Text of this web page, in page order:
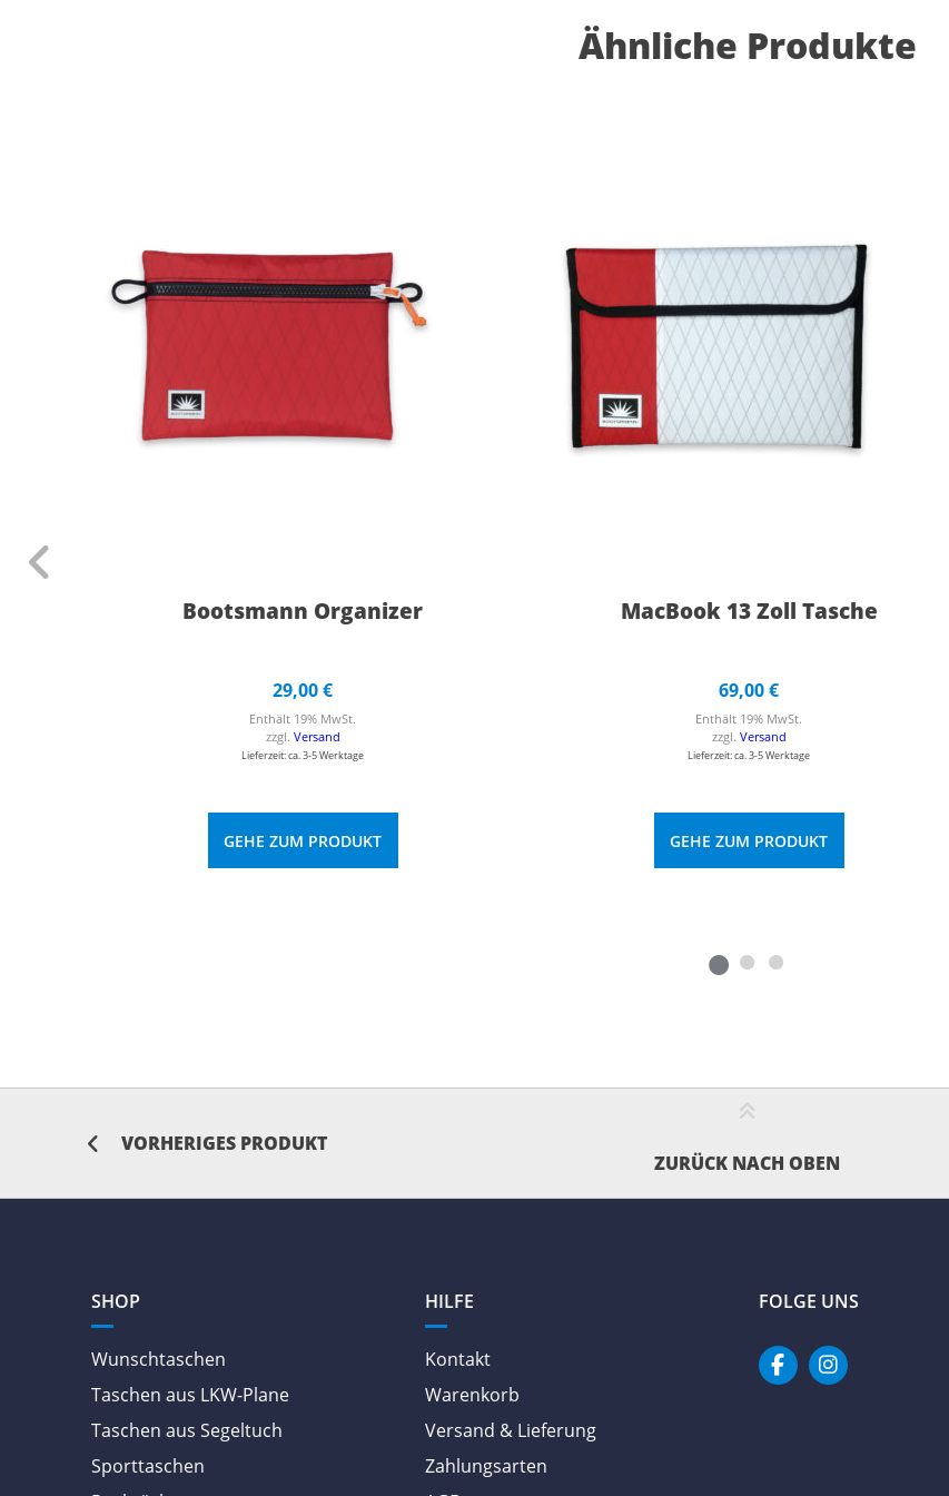
Ähnliche Produkte
Bootsmann Organizer
29,00€
Enthält 19% MwSt.
zzgl. Versand
Lieferzeit: ca. 3-5 Werktage
GEHE ZUM PRODUKT
MacBook 13 Zoll Tasche
69,00€
Enthält 19% MwSt.
zzgl. Versand
Lieferzeit: ca. 3-5 Werktage
GEHE ZUM PRODUKT
VORHERIGES PRODUKT
ZURÜCK NACH OBEN
SHOP
Wunschtaschen
Taschen aus LKW-Plane
Taschen aus Segeltuch
Sporttaschen
HILFE
Kontakt
Warenkorb
Versand & Lieferung
Zahlungsarten
FOLGE UNS